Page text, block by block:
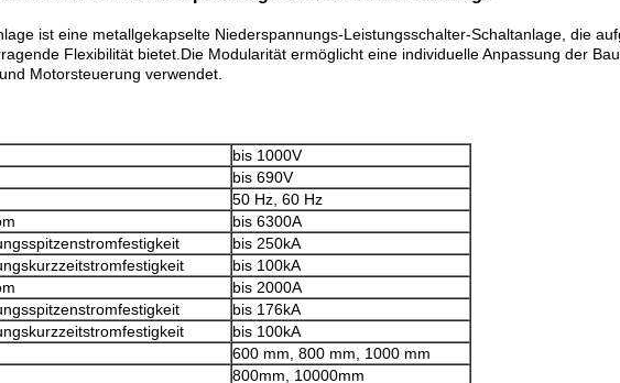
ist eine metallgekapselte Niederspannungs-Leistungsschalter-Schaltanlage, die
Flexibilität bietet.Die Modularität ermöglicht eine individuelle Anpassung der
Motorsteuerung verwendet.
bis 1000V
bis 690V
50 Hz, 60 Hz
bis 6300A
bis 250kA
bis 100kA
bis 2000A
bis 176kA
bis 100kA
600 mm, 800 mm, 1000 mm
800mm, 10000mm